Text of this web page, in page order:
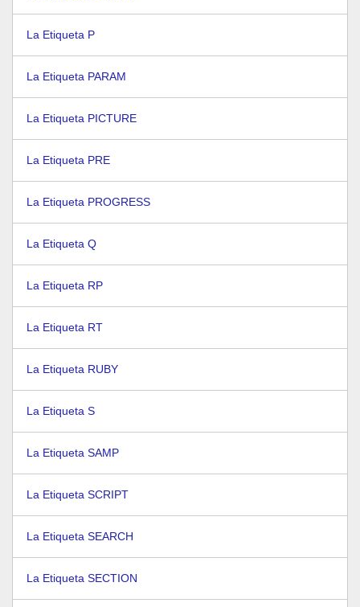
La Etiqueta P
La Etiqueta PARAM
La Etiqueta PICTURE
La Etiqueta PRE
La Etiqueta PROGRESS
La Etiqueta Q
La Etiqueta RP
La Etiqueta RT
La Etiqueta RUBY
La Etiqueta S
La Etiqueta SAMP
La Etiqueta SCRIPT
La Etiqueta SEARCH
La Etiqueta SECTION